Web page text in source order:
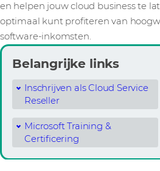
en helpen jouw cloud business te
optimaal kunt profiteren van
software-inkomsten.
Belangrijke links
Inschrijven als Cloud Service
Reseller
Microsoft Training &
Certificering